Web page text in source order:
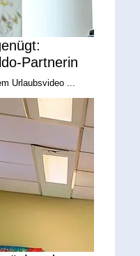
Partnerin
Urlaubsvideo ...